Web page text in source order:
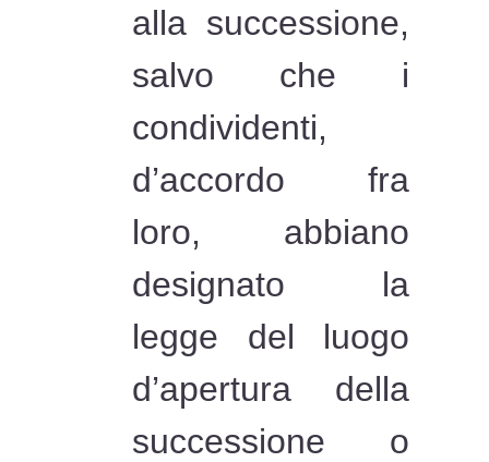
alla successione,
salvo che i
condividenti,
d’accordo fra
loro, abbiano
designato la
legge del luogo
d’apertura della
successione o